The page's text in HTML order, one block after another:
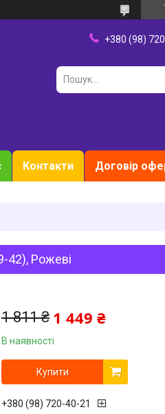
+380 (98)
Контакти Договір
42), Рожеві
1 811 ₴ 1 449 ₴
В наявності
Купити
+380 (98) 720-40-21